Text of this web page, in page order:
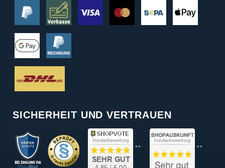
SICHERHEIT UND VERTRAUEN
** **